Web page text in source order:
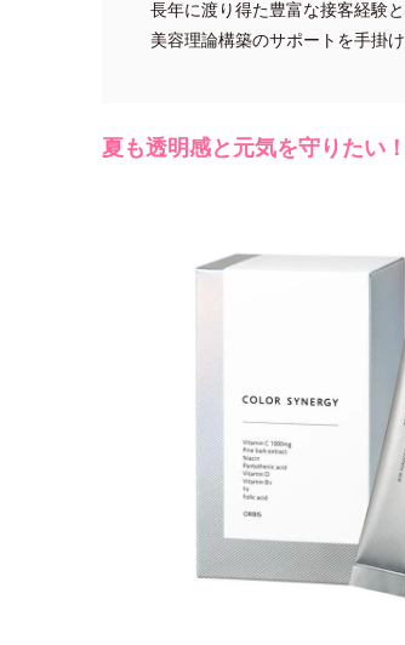
長年に渡り得た豊富な接客経験
美容理論構築のサポートを手掛け
夏も透明感と元気を守りたい！